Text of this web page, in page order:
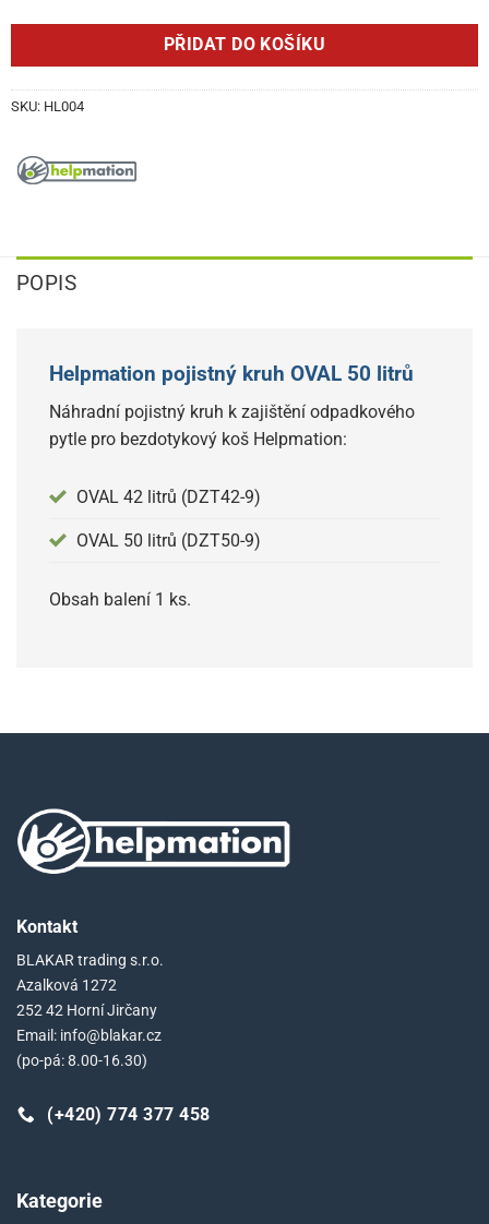
PŘIDAT DO KOŠÍKU
SKU: HL004
POPIS
Helpmation pojistný kruh OVAL 50 litrů
Náhradní pojistný kruh k zajištění odpadkového
pytle pro bezdotykový koš Helpmation:
OVAL 42 litrů (DZT42-9)
OVAL 50 litrů (DZT50-9)
Obsah balení 1 ks.
Kontakt
BLAKAR trading s.r.o.
Azalková 1272
252 42 Horní Jirčany
Email: info@blakar.cz
(po-pá: 8.00-16.30)
(+420) 774 377 458
Kategorie